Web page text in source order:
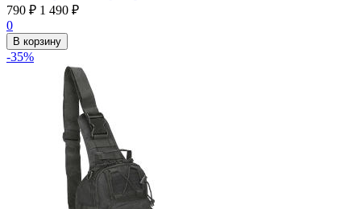
790 ₽ 1 490 ₽
0
В корзину
-35%